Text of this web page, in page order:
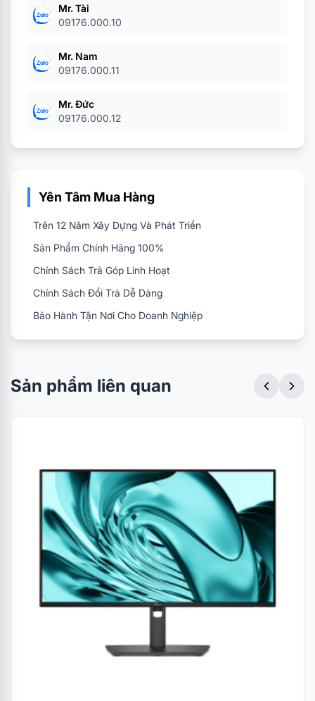
Mr. Tài
09176.000.10
Mr. Nam
09176.000.11
Mr. Đức
09176.000.12
Yên Tâm Mua Hàng
Trên 12 Năm Xây Dựng Và Phát Triển
Sản Phẩm Chính Hãng 100%
Chính Sách Trả Góp Linh Hoạt
Chính Sách Đổi Trả Dễ Dàng
Bảo Hành Tận Nơi Cho Doanh Nghiệp
Sản phẩm liên quan